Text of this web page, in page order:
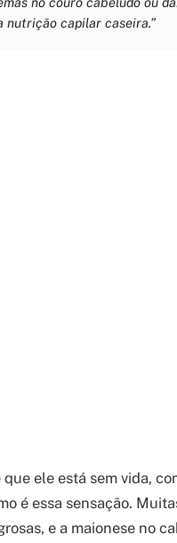
nutrição capilar caseira.”
ele está sem vida,
é essa sensação.
e a maionese no